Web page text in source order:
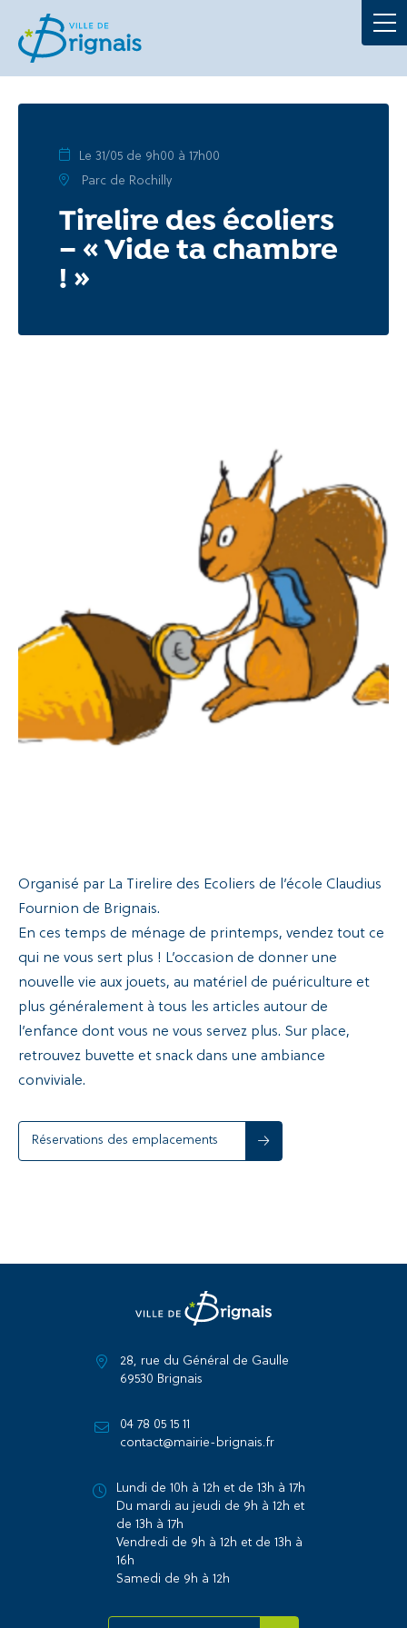
Le 31/05 de 9h00 à 17h00
Parc de Rochilly
Tirelire des écoliers
– « Vide ta chambre
! »
Organisé par La Tirelire des Ecoliers de l’école Claudius
Fournion de Brignais.
En ces temps de ménage de printemps, vendez tout ce
qui ne vous sert plus ! L’occasion de donner une
nouvelle vie aux jouets, au matériel de puériculture et
plus généralement à tous les articles autour de
l’enfance dont vous ne vous servez plus. Sur place,
retrouvez buvette et snack dans une ambiance
conviviale.
Réservations des emplacements
28, rue du Général de Gaulle
69530 Brignais
04 78 05 15 11
contact@mairie-brignais.fr
Lundi de 10h à 12h et de 13h à 17h
Du mardi au jeudi de 9h à 12h et
de 13h à 17h
Vendredi de 9h à 12h et de 13h à
16h
Samedi de 9h à 12h
La Mairie
Au quotidien
Culture et loisirs
Portails